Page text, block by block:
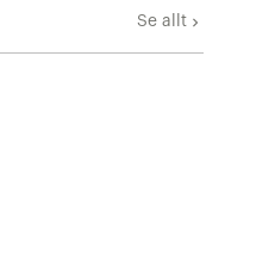
Se allt keyboard_arrow_right